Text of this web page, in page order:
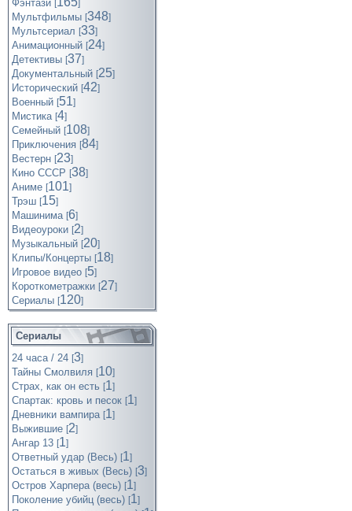
Фэнтази [ ]
Мультфильмы [348]
Мультсериал [33]
Анимационный [24]
Детективы [37]
Документальный [25]
Исторический [42]
Военный [51]
Мистика [4]
Семейный [108]
Приключения [84]
Вестерн [23]
Кино СССР [38]
Аниме [101]
Трэш [15]
Машинима [6]
Видеоуроки [2]
Музыкальный [20]
Клипы/Концерты [18]
Игровое видео [5]
Короткометражки [27]
Cериалы [120]
Сериалы
24 часа / 24 [3]
Тайны Смолвиля [10]
Страх, как он есть [1]
Спартак: кровь и песок [1]
Дневники вампира [1]
Выжившие [2]
Ангар 13 [1]
Ответный удар (Весь) [1]
Остаться в живых (Весь) [3]
Остров Харпера (весь) [1]
Поколение убийц (весь) [1]